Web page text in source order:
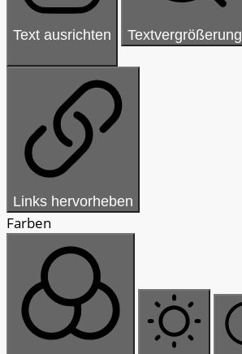
Text ausrichten Textvergrößerung
Links hervorheben
Farben